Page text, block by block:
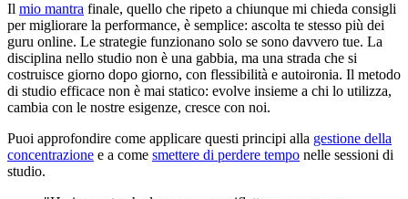
Il mio mantra finale, quello che ripeto a chiunque mi chieda consigli
per migliorare la performance, è semplice: ascolta te stesso più dei
guru online. Le strategie funzionano solo se sono davvero tue. La
disciplina nello studio non è una gabbia, ma una strada che si
costruisce giorno dopo giorno, con flessibilità e autoironia. Il metodo
di studio efficace non è mai statico: evolve insieme a chi lo utilizza,
cambia con le nostre esigenze, cresce con noi.
Puoi approfondire come applicare questi principi alla gestione della
concentrazione e a come smettere di perdere tempo nelle sessioni di
studio.